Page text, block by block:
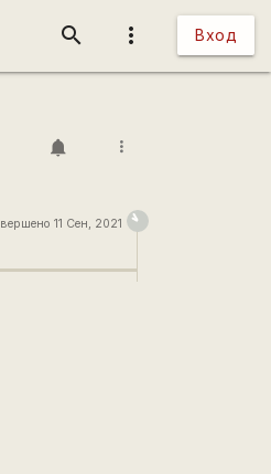
more_vert Вход
search
more_vert
11 Сен, 2021